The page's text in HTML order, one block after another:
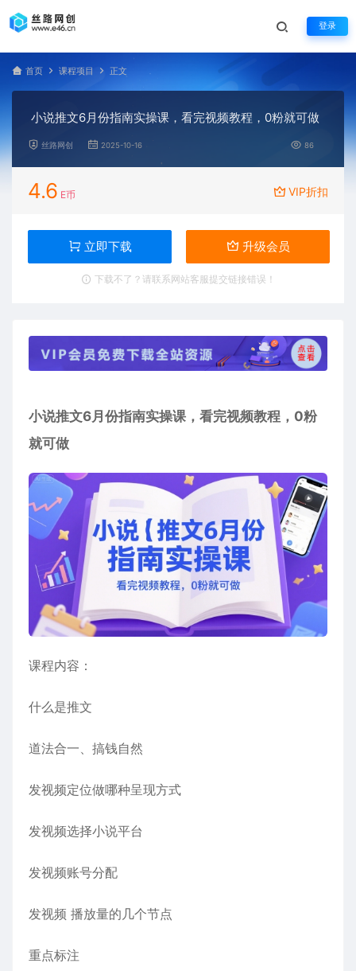
登录
首页 课程项目 正文
小说推文6月份指南实操课，看完视频教程，0粉就可做
丝路网创 2025-10-16 86
4.6 E币 VIP折扣
立即下载 升级会员
下载不了？请联系网站客服提交链接错误！
小说推文6月份指南实操课，看完视频教程，0粉
就可做
课程内容：
什么是推文
道法合一、搞钱自然
发视频定位做哪种呈现方式
发视频选择小说平台
发视频账号分配
发视频 播放量的几个节点
重点标注